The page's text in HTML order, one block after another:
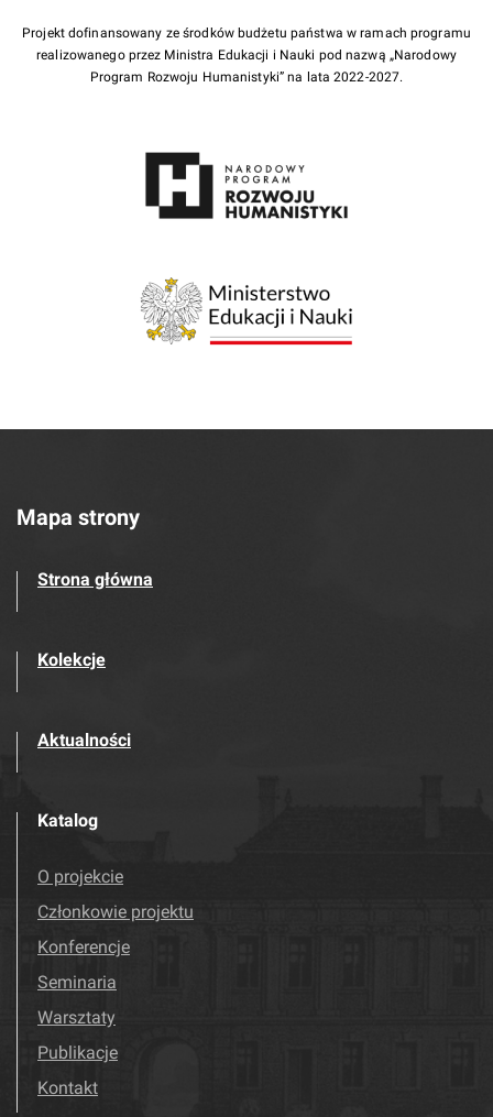
Projekt dofinansowany ze środków budżetu państwa w ramach programu
realizowanego przez Ministra Edukacji i Nauki pod nazwą „Narodowy
Program Rozwoju Humanistyki” na lata 2022-2027.
Mapa strony
Strona główna
Kolekcje
Aktualności
Katalog
O projekcie
Członkowie projektu
Konferencje
Seminaria
Warsztaty
Publikacje
Kontakt